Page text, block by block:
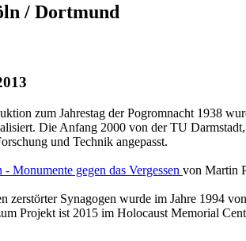
/ Dortmund
zum Jahrestag der Pogromnacht 1938
Die Anfang 2000 von der TU
und Technik angepasst.
- Monumente gegen das Vergessen von Martin
zerstörter Synagogen wurde im Jahre 1994
Projekt ist 2015 im Holocaust Memorial